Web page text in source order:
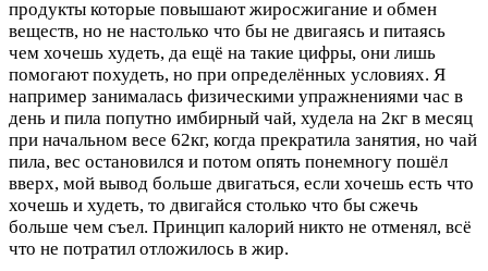
продукты которые повышают жиросжигание и обмен
веществ, но не настолько что бы не двигаясь и питаясь
чем хочешь худеть, да ещё на такие цифры, они лишь
помогают похудеть, но при определённых условиях. Я
например занималась физическими упражнениями час в
день и пила попутно имбирный чай, худела на 2кг в месяц
при начальном весе 62кг, когда прекратила занятия, но чай
пила, вес остановился и потом опять понемногу пошёл
вверх, мой вывод больше двигаться, если хочешь есть что
хочешь и худеть, то двигайся столько что бы сжечь
больше чем съел. Принцип калорий никто не отменял, всё
что не потратил отложилось в жир.